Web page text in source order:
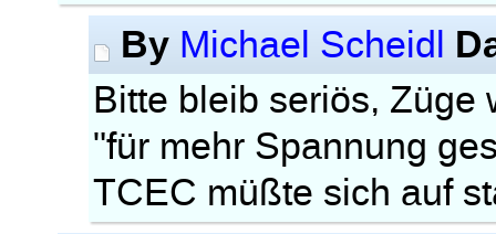
By Michael Scheidl
Bitte bleib seriös, Züge
"für mehr Spannung
TCEC müßte sich auf